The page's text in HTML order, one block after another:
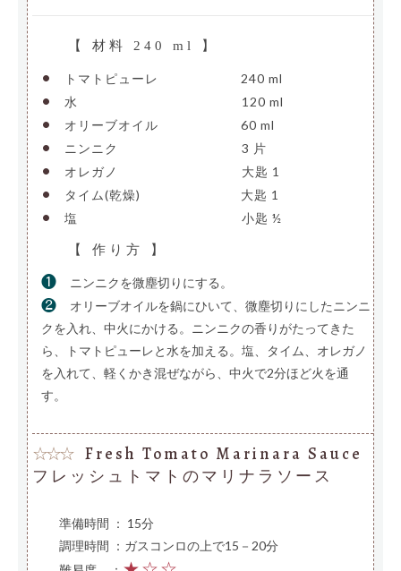
【 材料 240 ml 】
• トマトピューレ 240 ml
• 水 120 ml
• オリーブオイル 60 ml
• ニンニク 3 片
• オレガノ 大匙 1
• タイム(乾燥) 大匙 1
• 塩 小匙 ½
【 作り方 】
❶ ニンニクを微塵切りにする。
❷
オリーブオイルを鍋にひいて、微塵切りにしたニンニ
クを入れ、中火にかける。ニンニクの香りがたってきた
ら、トマトピューレと水を加える。塩、タイム、オレガノ
を入れて、軽くかき混ぜながら、中火で2分ほど火を通
す。
☆☆☆
Fresh Tomato Marinara Sauce
フレッシュトマトのマリナラソース
準備時間 ： 15分
調理時間 ：ガスコンロの上で15－20分